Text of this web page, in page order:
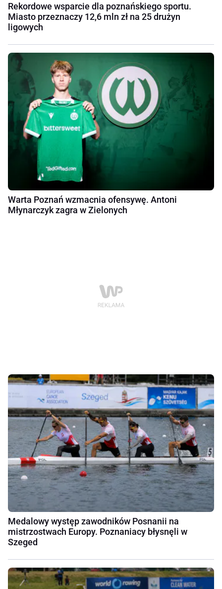
Rekordowe wsparcie dla poznańskiego sportu.
Miasto przeznaczy 12,6 mln zł na 25 drużyn
ligowych
Warta Poznań wzmacnia ofensywę. Antoni
Młynarczyk zagra w Zielonych
Medalowy występ zawodników Posnanii na
mistrzostwach Europy. Poznaniacy błysnęli w
Szeged